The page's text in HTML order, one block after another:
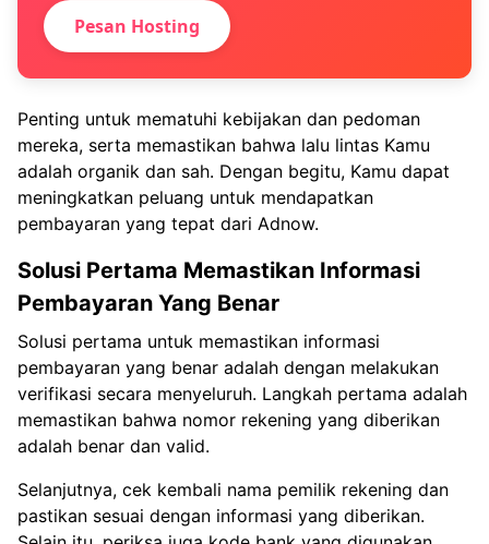
Pesan Hosting
Penting untuk mematuhi kebijakan dan pedoman
mereka, serta memastikan bahwa lalu lintas Kamu
adalah organik dan sah. Dengan begitu, Kamu dapat
meningkatkan peluang untuk mendapatkan
pembayaran yang tepat dari Adnow.
Solusi Pertama Memastikan Informasi
Pembayaran Yang Benar
Solusi pertama untuk memastikan informasi
pembayaran yang benar adalah dengan melakukan
verifikasi secara menyeluruh. Langkah pertama adalah
memastikan bahwa nomor rekening yang diberikan
adalah benar dan valid.
Selanjutnya, cek kembali nama pemilik rekening dan
pastikan sesuai dengan informasi yang diberikan.